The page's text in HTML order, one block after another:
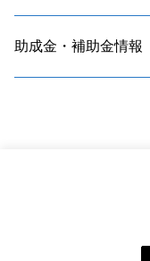
助成金・補助金情報